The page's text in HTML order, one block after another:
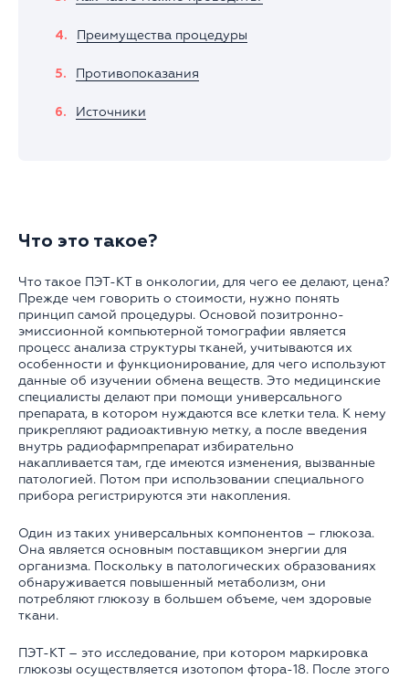
Преимущества процедуры
Противопоказания
Источники
Что это такое?
Что такое ПЭТ-КТ в онкологии, для чего ее делают, цена?
Прежде чем говорить о стоимости, нужно понять
принцип самой процедуры. Основой позитронно-
эмиссионной компьютерной томографии является
процесс анализа структуры тканей, учитываются их
особенности и функционирование, для чего используют
данные об изучении обмена веществ. Это медицинские
специалисты делают при помощи универсального
препарата, в котором нуждаются все клетки тела. К нему
прикрепляют радиоактивную метку, а после введения
внутрь радиофармпрепарат избирательно
накапливается там, где имеются изменения, вызванные
патологией. Потом при использовании специального
прибора регистрируются эти накопления.
Один из таких универсальных компонентов – глюкоза.
Она является основным поставщиком энергии для
организма. Поскольку в патологических образованиях
обнаруживается повышенный метаболизм, они
потребляют глюкозу в большем объеме, чем здоровые
ткани.
ПЭТ-КТ – это исследование, при котором маркировка
глюкозы осуществляется изотопом фтора-18. После этого